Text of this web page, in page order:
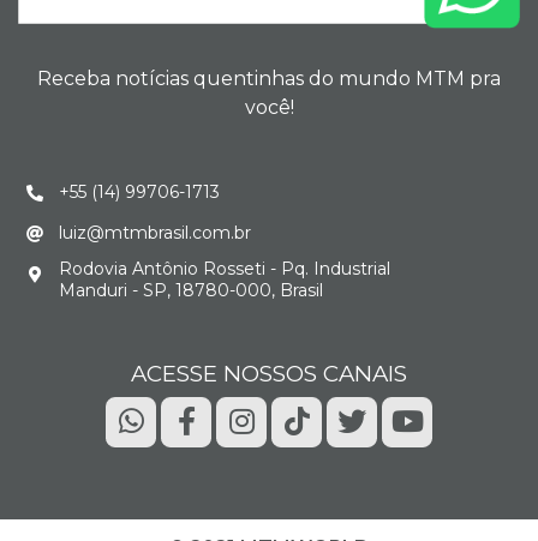
Receba notícias quentinhas do mundo MTM pra
você!
+55 (14) 99706-1713
luiz@mtmbrasil.com.br
Rodovia Antônio Rosseti - Pq. Industrial
Manduri - SP, 18780-000, Brasil
ACESSE NOSSOS CANAIS